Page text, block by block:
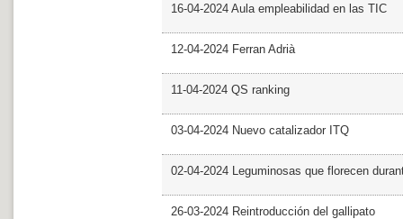
16-04-2024 Aula empleabilidad en las TIC
12-04-2024 Ferran Adrià
11-04-2024 QS ranking
03-04-2024 Nuevo catalizador ITQ
02-04-2024 Leguminosas que florecen
26-03-2024 Reintroducción del gallipato